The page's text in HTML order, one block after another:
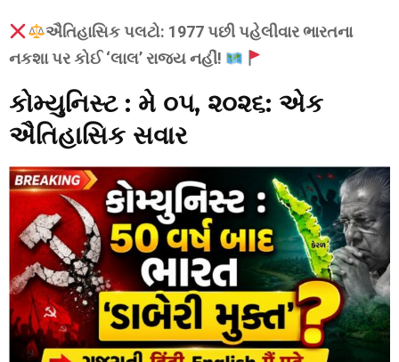
ઐતિહાસિક પલટો: 1977 પછી પહેલીવાર ભારતના
નકશા પર કોઈ ‘લાલ’ રાજ્ય નહીં!
કોમ્યુનિસ્ટ : મે ૦૫, ૨૦૨૬: એક
ઐતિહાસિક સવાર